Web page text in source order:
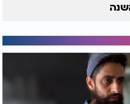
לקריאת המגילה בחג השבועות.
של דוד המלך, נינה של רות. זהו
המגילה כולה רצופה מעשי
ש"תחילתה גמילות חסדים
העמוק והעוצמתי ביותר טמון
המהווה בבואה מדויקת
ביום מתן תורה:
הבחירה